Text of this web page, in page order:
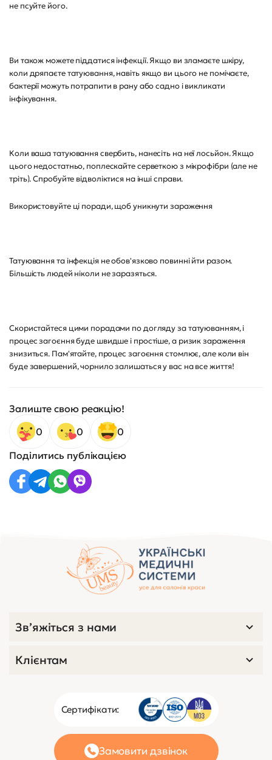
не псуйте його.
Ви також можете піддатися інфекції. Якщо ви зламаєте шкіру,
коли дряпаєте татуювання, навіть якщо ви цього не помічаєте,
бактерії можуть потрапити в рану або садно і викликати
інфікування.
Коли ваша татуювання свербить, нанесіть на неї лосьйон. Якщо
цього недостатньо, поплескайте серветкою з мікрофібри (але не
тріть). Спробуйте відволіктися на інші справи.
Використовуйте ці поради, щоб уникнути зараження
Татуювання та інфекція не обов'язково повинні йти разом.
Більшість людей ніколи не заразяться.
Скористайтеся цими порадами по догляду за татуюванням, і
процес загоєння буде швидше і простіше, а ризик зараження
знизиться. Пам'ятайте, процес загоєння стомлює, але коли він
буде завершений, чорнило залишаться у вас на все життя!
Залиште свою реакцію!
0
0
0
Поділитись публікацією
Сертифікати:
Замовити дзвінок
Зв’яжіться з нами
Клієнтам